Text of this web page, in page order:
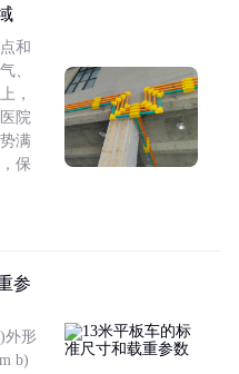
和
、
，
院
满
保
参
外形
b)